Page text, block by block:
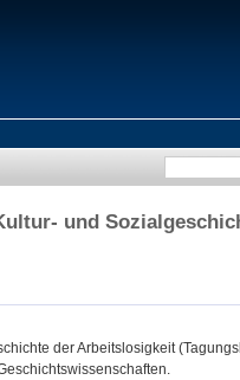
und
der Arbeitslosigkeit